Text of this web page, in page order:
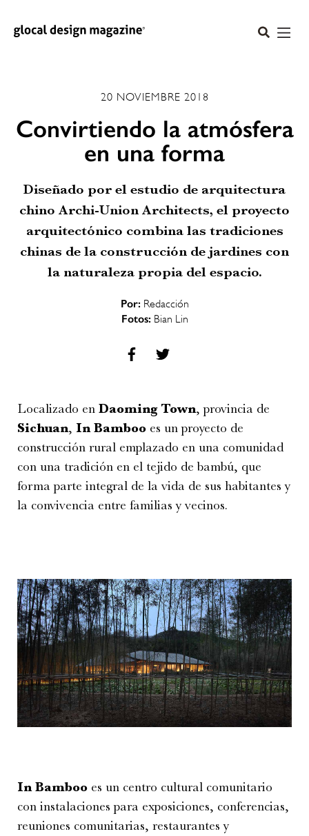
20 NOVIEMBRE 2018
Convirtiendo la atmósfera
en una forma
Diseñado por el estudio de arquitectura
chino Archi-Union Architects, el proyecto
arquitectónico combina las tradiciones
chinas de la construcción de jardines con
la naturaleza propia del espacio.
Por: Redacción
Fotos: Bian Lin
Localizado en Daoming Town, provincia de
Sichuan, In Bamboo es un proyecto de
construcción rural emplazado en una comunidad
con una tradición en el tejido de bambú, que
forma parte integral de la vida de sus habitantes y
la convivencia entre familias y vecinos.
In Bamboo es un centro cultural comunitario
con instalaciones para exposiciones, conferencias,
reuniones comunitarias, restaurantes y